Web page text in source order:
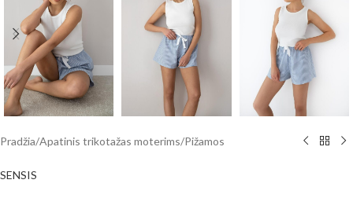
Pradžia/Apatinis trikotažas moterims/Pižamos
SENSIS